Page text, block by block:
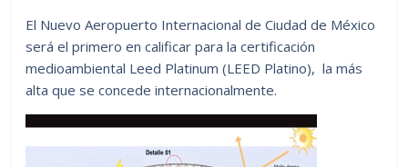
El Nuevo Aeropuerto Internacional de Ciudad de México
será el primero en calificar para la certificación
medioambiental Leed Platinum (LEED Platino), la más
alta que se concede internacionalmente.